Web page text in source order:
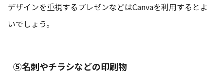
デザインを重視するプレゼンなどはCanvaを利用するとよ
いでしょう。
⑤名刺やチラシなどの印刷物